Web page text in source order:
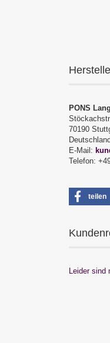
PONS
70190
Deutschland
E-Mail:
Telefon:
teilen
Leider sind